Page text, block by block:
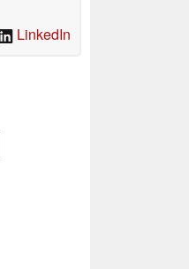
LinkedIn